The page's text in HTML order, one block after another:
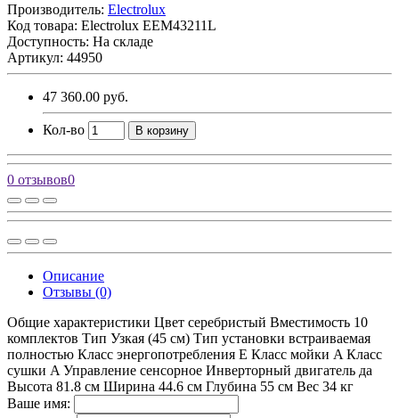
Производитель: Electrolux
Код товара: Electrolux EEM43211L
Доступность: На складе
Артикул: 44950
47 360.00 руб.
Кол-во В корзину
0 отзывов0
Описание
Отзывы (0)
Общие характеристики Цвет серебристый Вместимость 10
комплектов Тип Узкая (45 см) Тип установки встраиваемая
полностью Класс энергопотребления E Класс мойки A Класс
сушки A Управление сенсорное Инверторный двигатель да
Высота 81.8 см Ширина 44.6 см Глубина 55 см Вес 34 кг
Ваше имя: